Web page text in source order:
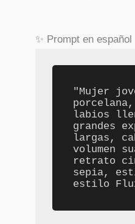
✨ Prompt en español
"Mujer
labios
grandes
largas,
volumen
retrato
sepia,